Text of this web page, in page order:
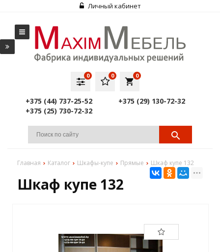
Личный кабинет
local_grocery_store
0
0
0
+375 (44) 737-25-52
+375 (29) 130-72-32
+375 (25) 730-72-32
Главная Каталог Шкафы-купе Прямые Шкаф купе 132
Шкаф купе 132